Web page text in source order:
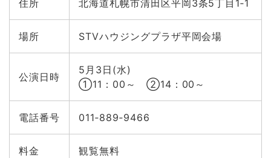
住所 北海道札幌市清田区平岡3条5丁目1‐1
場所 STVハウジングプラザ平岡会場
公演日時
5月3日(水)
①11：00～ ②14：00～
電話番号 011‐889‐9466
料金 観覧無料